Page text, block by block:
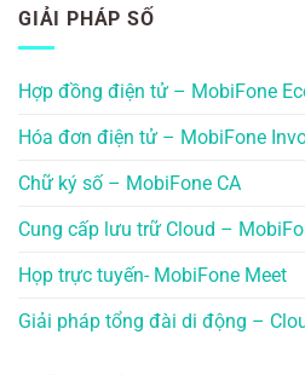
GIẢI PHÁP SỐ
Hợp đồng điện tử – MobiFone
Hóa đơn điện tử – MobiFone
Chữ ký số – MobiFone CA
Cung cấp lưu trữ Cloud –
Họp trực tuyến- MobiFone Meet
Giải pháp tổng đài di động –